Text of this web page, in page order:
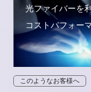
光ファイバーを
コストパフォー
このようなお客様へ